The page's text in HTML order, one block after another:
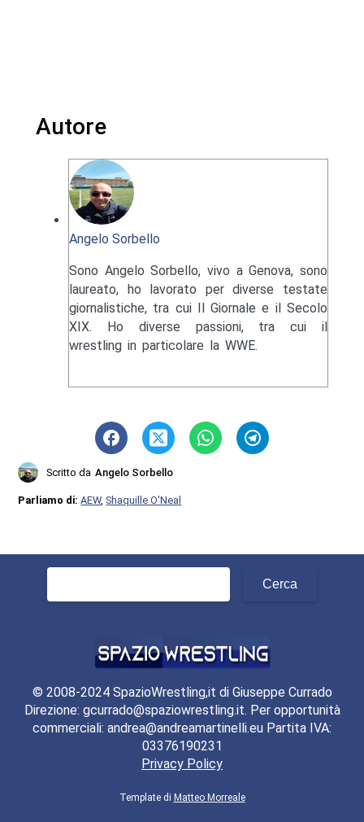
Autore
Angelo Sorbello
Sono Angelo Sorbello, vivo a Genova, sono
laureato, ho lavorato per diverse testate
giornalistiche, tra cui Il Giornale e il Secolo
XIX. Ho diverse passioni, tra cui il
wrestling in particolare la WWE.
Scritto da Angelo Sorbello
Parliamo di:AEW,Shaquille O'Neal
Ricerca
© 2008-2024 SpazioWrestling,it di Giuseppe Currado
Direzione: gcurrado@spaziowrestling.it. Per opportunità
commerciali: andrea@andreamartinelli.eu Partita IVA:
03376190231
Privacy Policy
Template di Matteo Morreale